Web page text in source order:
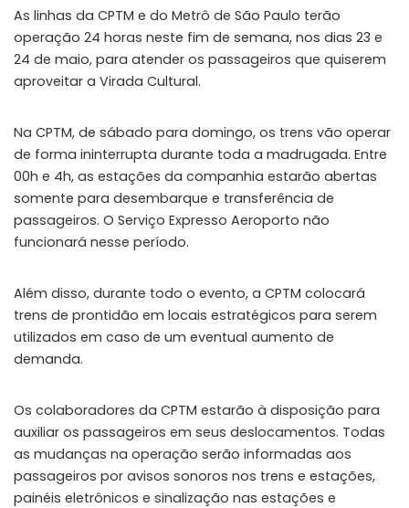
As linhas da CPTM e do Metrô de São Paulo terão
operação 24 horas neste fim de semana, nos dias 23 e
24 de maio, para atender os passageiros que quiserem
aproveitar a Virada Cultural.
Na CPTM, de sábado para domingo, os trens vão operar
de forma ininterrupta durante toda a madrugada. Entre
00h e 4h, as estações da companhia estarão abertas
somente para desembarque e transferência de
passageiros. O Serviço Expresso Aeroporto não
funcionará nesse período.
Além disso, durante todo o evento, a CPTM colocará
trens de prontidão em locais estratégicos para serem
utilizados em caso de um eventual aumento de
demanda.
Os colaboradores da CPTM estarão à disposição para
auxiliar os passageiros em seus deslocamentos. Todas
as mudanças na operação serão informadas aos
passageiros por avisos sonoros nos trens e estações,
painéis eletrônicos e sinalização nas estações e